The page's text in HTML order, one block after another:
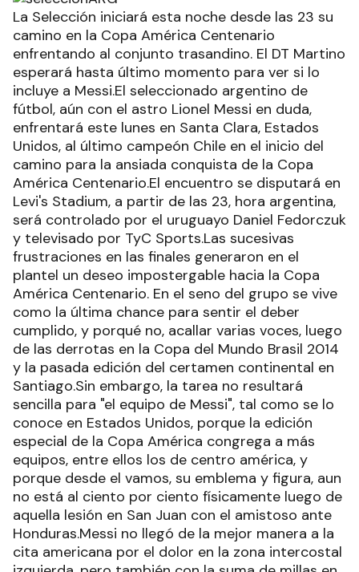
La Selección iniciará esta noche desde las 23 su
camino en la Copa América Centenario
enfrentando al conjunto trasandino. El DT Martino
esperará hasta último momento para ver si lo
incluye a Messi.El seleccionado argentino de
fútbol, aún con el astro Lionel Messi en duda,
enfrentará este lunes en Santa Clara, Estados
Unidos, al último campeón Chile en el inicio del
camino para la ansiada conquista de la Copa
América Centenario.El encuentro se disputará en
Levi's Stadium, a partir de las 23, hora argentina,
será controlado por el uruguayo Daniel Fedorczuk
y televisado por TyC Sports.Las sucesivas
frustraciones en las finales generaron en el
plantel un deseo impostergable hacia la Copa
América Centenario. En el seno del grupo se vive
como la última chance para sentir el deber
cumplido, y porqué no, acallar varias voces, luego
de las derrotas en la Copa del Mundo Brasil 2014
y la pasada edición del certamen continental en
Santiago.Sin embargo, la tarea no resultará
sencilla para "el equipo de Messi", tal como se lo
conoce en Estados Unidos, porque la edición
especial de la Copa América congrega a más
equipos, entre ellos los de centro américa, y
porque desde el vamos, su emblema y figura, aun
no está al ciento por ciento físicamente luego de
aquella lesión en San Juan con el amistoso ante
Honduras.Messi no llegó de la mejor manera a la
cita americana por el dolor en la zona intercostal